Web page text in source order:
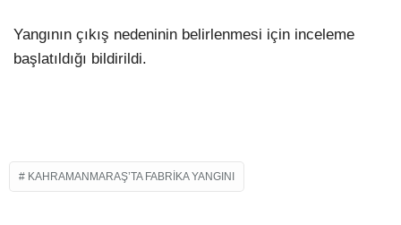
Yangının çıkış nedeninin belirlenmesi için inceleme
başlatıldığı bildirildi.
KAHRAMANMARAŞ’TA FABRIKA YANGINI